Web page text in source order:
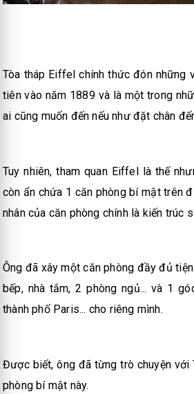
Tòa tháp Eiffel chính thức đón những
tiên vào năm 1889 và là một trong
ai cũng muốn đến nếu như đặt chân
Tuy nhiên, tham quan Eiffel là thế
còn ẩn chứa 1 căn phòng bí mật trên
nhân của căn phòng chính là kiến trúc
Ông đã xây một căn phòng đầy đủ
bếp, nhà tắm, 2 phòng ngủ... và 1
thành phố Paris... cho riêng mình.
Được biết, ông đã từng trò chuyện với
phòng bí mật này.